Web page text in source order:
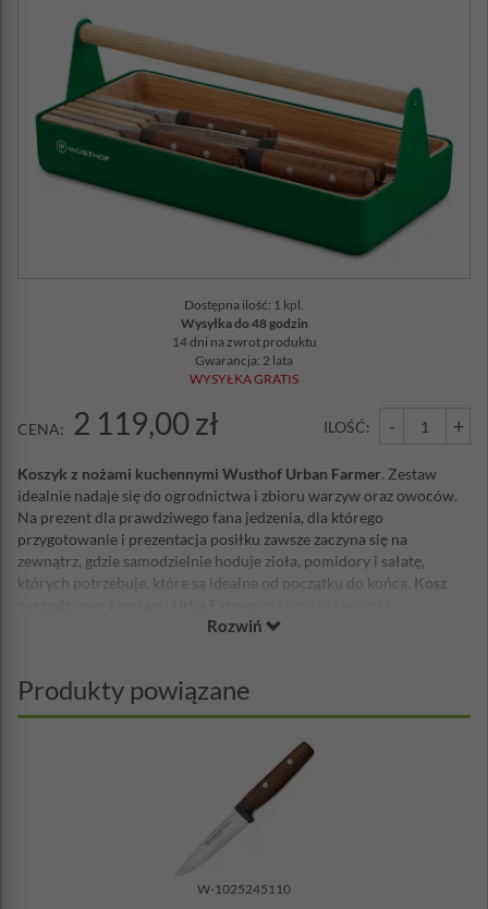
Dostępna ilość: 1 kpl.
Wysyłka do 48 godzin
14 dni na zwrot produktu
Gwarancja: 2 lata
WYSYŁKA GRATIS
CENA: 2 119,00 zł ILOŚĆ: - +
Koszyk z nożami kuchennymi Wusthof Urban Farmer. Zestaw
idealnie nadaje się do ogrodnictwa i zbioru warzyw oraz owoców.
Na prezent dla prawdziwego fana jedzenia, dla którego
przygotowanie i prezentacja posiłku zawsze zaczyna się na
zewnątrz, gdzie samodzielnie hoduje zioła, pomidory i sałatę,
których potrzebuje, które są idealne od początku do końca. Kosz
narzędziowej - ogrodowej, wykonanej z drewna bukowego i stali
W skład zestawu wchodzą noże:
Nóż ząbkowany, kuchenny 14 cm
Nóż Santoku z zagłębieniami 17 cm
Zrównoważone narzędzia dla świadomych ekologicznie
Materiał: stal nierdzewna, drewno bukowe
Rozwiń
Produkty powiązane
W-1025245110